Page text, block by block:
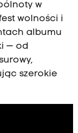
w
wolności i
albumu
— od
szerokie